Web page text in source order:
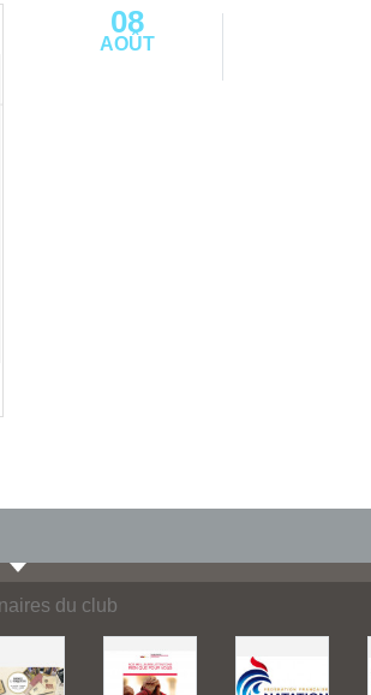
08
AOÛT
du club